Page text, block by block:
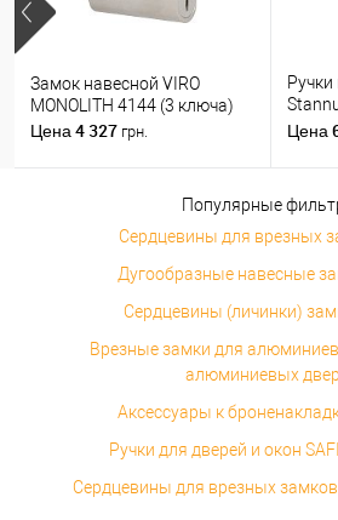
Замок навесной VIRO
MONOLITH 4144 (3 ключа)
Цена 4 327 грн.
Ручки
Цена
Популярные
Сердцевины для врезных
Дугообразные навесные
Сердцевины (личинки)
Врезные замки для
алюминиевых
Аксессуары к
Ручки для дверей и окон
Сердцевины для врезных